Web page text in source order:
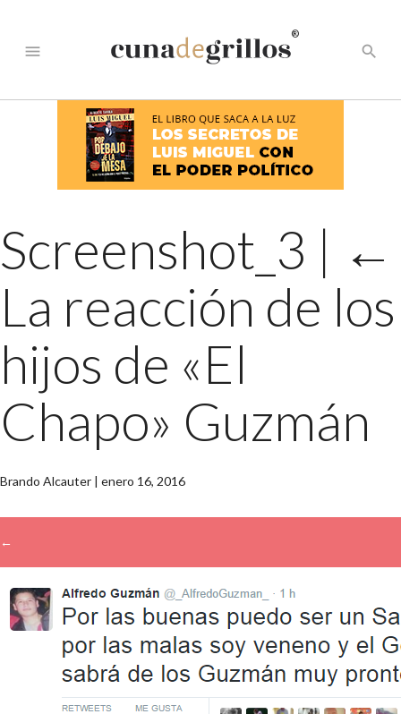
menu
®
search
Screenshot_3 | ←
La reacción de los
hijos de «El
Chapo» Guzmán
Brando Alcauter | enero 16, 2016
←
→